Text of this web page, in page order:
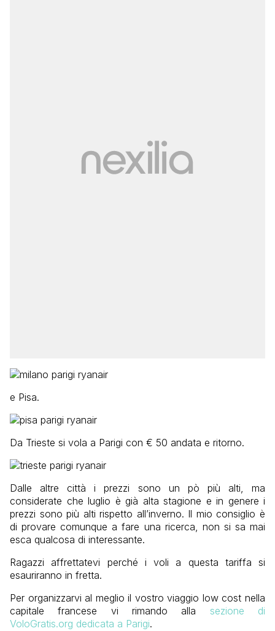
e Pisa.
Da Trieste si vola a Parigi con € 50 andata e ritorno.
Dalle altre città i prezzi sono un pò più alti, ma
considerate che luglio è già alta stagione e in genere i
prezzi sono più alti rispetto all’inverno. Il mio consiglio è
di provare comunque a fare una ricerca, non si sa mai
esca qualcosa di interessante.
Ragazzi affrettatevi perché i voli a questa tariffa si
esauriranno in fretta.
Per organizzarvi al meglio il vostro viaggio low cost nella
capitale francese vi rimando alla sezione di
VoloGratis.org dedicata a Parigi.